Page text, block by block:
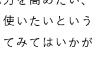
いたいという
てみてはいかが